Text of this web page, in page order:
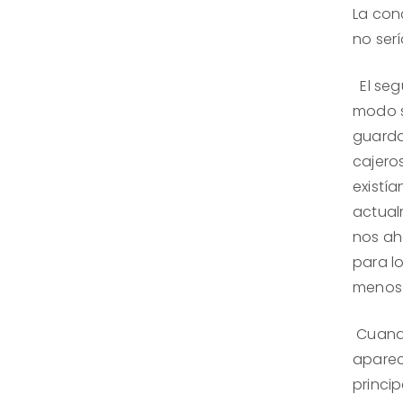
La
no
El
modo
nos
para